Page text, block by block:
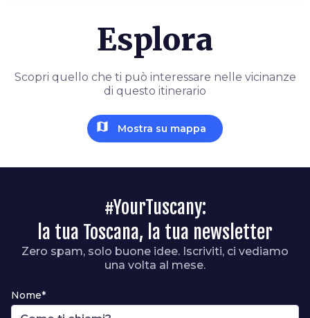
Esplora
Scopri quello che ti può interessare nelle vicinanze
di questo itinerario
map Mostra su mappa
#YourTuscany:
la tua Toscana, la tua newsletter
Zero spam, solo buone idee. Iscriviti, ci vediamo
una volta al mese.
Nome*